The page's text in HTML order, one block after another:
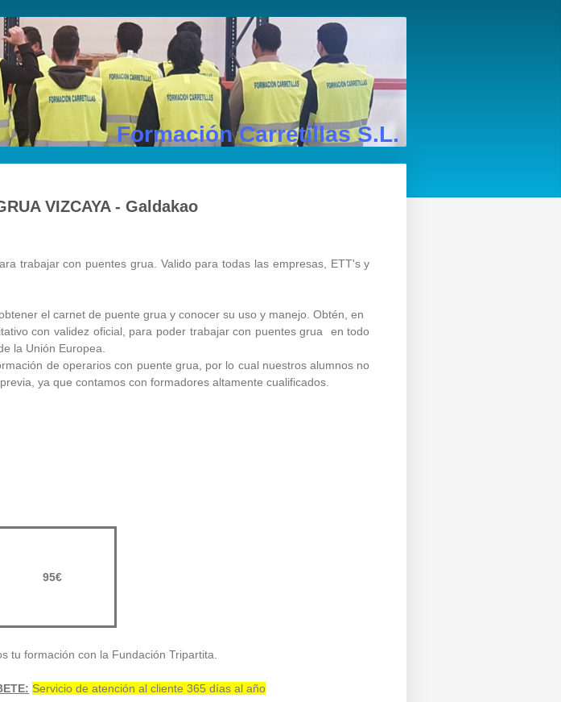
Formación Carretillas S.L.
VIZCAYA - Galdakao
trabajar con puentes grua. Valido para todas las empresas, ETT's y
el carnet de puente grua y conocer su uso y manejo. Obtén, en
con validez oficial, para poder trabajar con puentes grua en todo
la Unión Europea.
de operarios con puente grua, por lo cual nuestros alumnos no
ya que contamos con formadores altamente cualificados.
95€
tu formación con la Fundación Tripartita.
Servicio de atención al cliente 365 días al año